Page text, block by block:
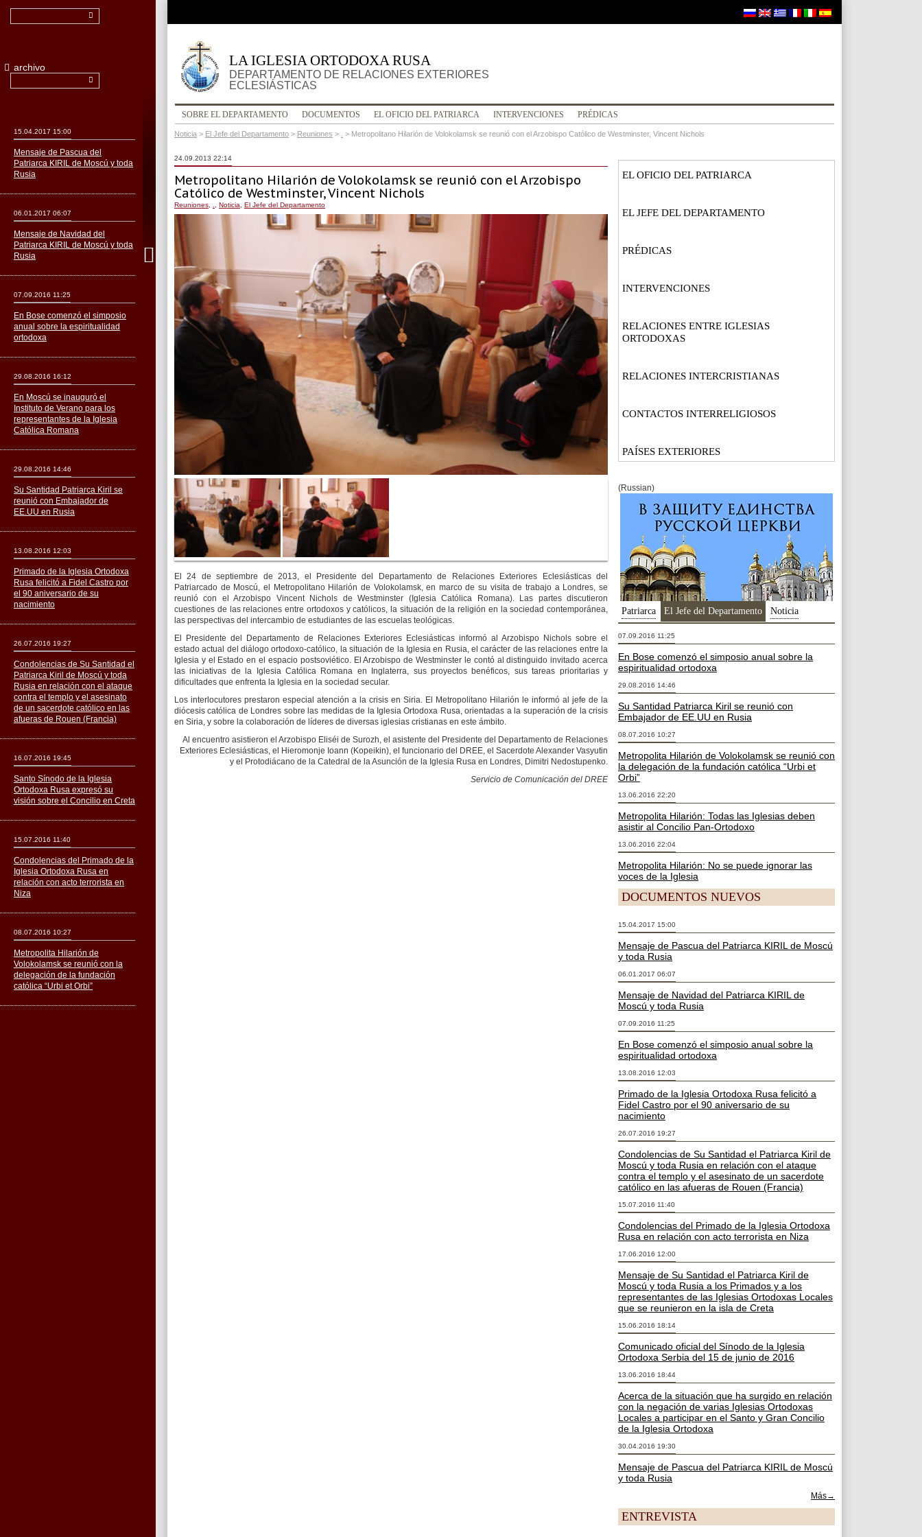
LA IGLESIA ORTODOXA RUSA
DEPARTAMENTO DE RELACIONES EXTERIORES
ECLESIÁSTICAS
SOBRE EL DEPARTAMENTO DOCUMENTOS EL OFICIO DEL PATRIARCA INTERVENCIONES PRÉDICAS
Noticia > El Jefe del Departamento > Reuniones > > Metropolitano Hilarión de Volokolamsk se reunió con el Arzobispo Católico de Westminster, Vincent Nichols
24.09.2013 22:14
Metropolitano Hilarión de Volokolamsk se reunió con el Arzobispo
Católico de Westminster, Vincent Nichols
Reuniones Noticia El Jefe del Departamento
El 24 de septiembre de 2013, el Presidente del Departamento de Relaciones Exteriores Eclesiásticas del
Patriarcado de Moscú, el Metropolitano Hilarión de Volokolamsk, en marco de su visita de trabajo a Londres, se
reunió con el Arzobispo Vincent Nichols de Westminster (Iglesia Católica Romana). Las partes discutieron
cuestiones de las relaciones entre ortodoxos y católicos, la situación de la religión en la sociedad contemporánea,
las perspectivas del intercambio de estudiantes de las escuelas teológicas.
El Presidente del Departamento de Relaciones Exteriores Eclesiásticas informó al Arzobispo Nichols sobre el
estado actual del diálogo ortodoxo-católico, la situación de la Iglesia en Rusia, el carácter de las relaciones entre la
Iglesia y el Estado en el espacio postsoviético. El Arzobispo de Westminster le contó al distinguido invitado acerca
las iniciativas de la Iglesia Católica Romana en Inglaterra, sus proyectos benéficos, sus tareas prioritarias y
dificultades que enfrenta la Iglesia en la sociedad secular.
Los interlocutores prestaron especial atención a la crisis en Siria. El Metropolitano Hilarión le informó al jefe de la
diócesis católica de Londres sobre las medidas de la Iglesia Ortodoxa Rusa, orientadas a la superación de la crisis
en Siria, y sobre la colaboración de líderes de diversas iglesias cristianas en este ámbito.
Al encuentro asistieron el Arzobispo Eliséi de Surozh, el asistente del Presidente del Departamento de Relaciones
Exteriores Eclesiásticas, el Hieromonje Ioann (Kopeikin), el funcionario del DREE, el Sacerdote Alexander Vasyutin
y el Protodiácano de la Catedral de la Asunción de la Iglesia Rusa en Londres, Dimitri Nedostupenko.
Servicio de Comunicación del DREE
EL OFICIO DEL PATRIARCA
EL JEFE DEL DEPARTAMENTO
PRÉDICAS
INTERVENCIONES
RELACIONES ENTRE IGLESIAS
ORTODOXAS
RELACIONES INTERCRISTIANAS
CONTACTOS INTERRELIGIOSOS
PAÍSES EXTERIORES
(Russian)
Patriarca El Jefe del Departamento Noticia
07.09.2016 11:25
En Bose comenzó el simposio anual sobre la
espiritualidad ortodoxa
29.08.2016 14:46
Su Santidad Patriarca Kiril se reunió con
Embajador de EE.UU en Rusia
08.07.2016 10:27
Metropolita Hilarión de Volokolamsk se reunió con
la delegación de la fundación católica “Urbi et
Orbi”
13.06.2016 22:20
Metropolita Hilarión: Todas las Iglesias deben
asistir al Concilio Pan-Ortodoxo
13.06.2016 22:04
Metropolita Hilarión: No se puede ignorar las
voces de la Iglesia
DOCUMENTOS NUEVOS
15.04.2017 15:00
Mensaje de Pascua del Patriarca KIRIL de Moscú
y toda Rusia
06.01.2017 06:07
Mensaje de Navidad del Patriarca KIRIL de
Moscú y toda Rusia
07.09.2016 11:25
En Bose comenzó el simposio anual sobre la
espiritualidad ortodoxa
13.08.2016 12:03
Primado de la Iglesia Ortodoxa Rusa felicitó a
Fidel Castro por el 90 aniversario de su
nacimiento
26.07.2016 19:27
Condolencias de Su Santidad el Patriarca Kiril de
Moscú y toda Rusia en relación con el ataque
contra el templo y el asesinato de un sacerdote
católico en las afueras de Rouen (Francia)
15.07.2016 11:40
Condolencias del Primado de la Iglesia Ortodoxa
Rusa en relación con acto terrorista en Niza
17.06.2016 12:00
Mensaje de Su Santidad el Patriarca Kiril de
Moscú y toda Rusia a los Primados y a los
representantes de las Iglesias Ortodoxas Locales
que se reunieron en la isla de Creta
15.06.2016 18:14
Comunicado oficial del Sínodo de la Iglesia
Ortodoxa Serbia del 15 de junio de 2016
13.06.2016 18:44
Acerca de la situación que ha surgido en relación
con la negación de varias Iglesias Ortodoxas
Locales a participar en el Santo y Gran Concilio
de la Iglesia Ortodoxa
30.04.2016 19:30
Mensaje de Pascua del Patriarca KIRIL de Moscú
y toda Rusia
Más→
ENTREVISTA
archivo
15.04.2017 15:00
Mensaje de Pascua del
Patriarca KIRIL de Moscú y toda
Rusia
06.01.2017 06:07
Mensaje de Navidad del
Patriarca KIRIL de Moscú y toda
Rusia
07.09.2016 11:25
En Bose comenzó el simposio
anual sobre la espiritualidad
ortodoxa
29.08.2016 16:12
En Moscú se inauguró el
Instituto de Verano para los
representantes de la Iglesia
Católica Romana
29.08.2016 14:46
Su Santidad Patriarca Kiril se
reunió con Embajador de
EE.UU en Rusia
13.08.2016 12:03
Primado de la Iglesia Ortodoxa
Rusa felicitó a Fidel Castro por
el 90 aniversario de su
nacimiento
26.07.2016 19:27
Condolencias de Su Santidad el
Patriarca Kiril de Moscú y toda
Rusia en relación con el ataque
contra el templo y el asesinato
de un sacerdote católico en las
afueras de Rouen (Francia)
16.07.2016 19:45
Santo Sínodo de la Iglesia
Ortodoxa Rusa expresó su
visión sobre el Concilio en Creta
15.07.2016 11:40
Condolencias del Primado de la
Iglesia Ortodoxa Rusa en
relación con acto terrorista en
Niza
08.07.2016 10:27
Metropolita Hilarión de
Volokolamsk se reunió con la
delegación de la fundación
católica “Urbi et Orbi”